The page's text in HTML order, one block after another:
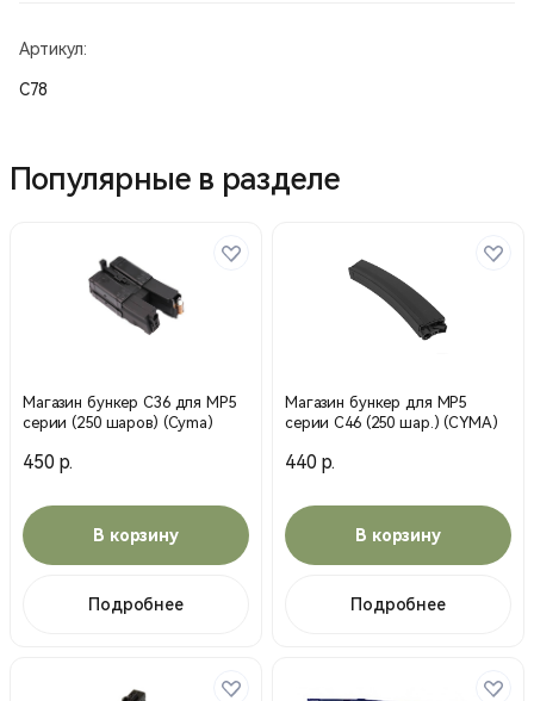
Артикул:
C78
Популярные в разделе
Магазин бункер С36 для MP5
серии (250 шаров) (Cyma)
450 р.
В корзину
Подробнее
Магазин бункер для MP5
серии С46 (250 шар.) (CYMA)
440 р.
В корзину
Подробнее